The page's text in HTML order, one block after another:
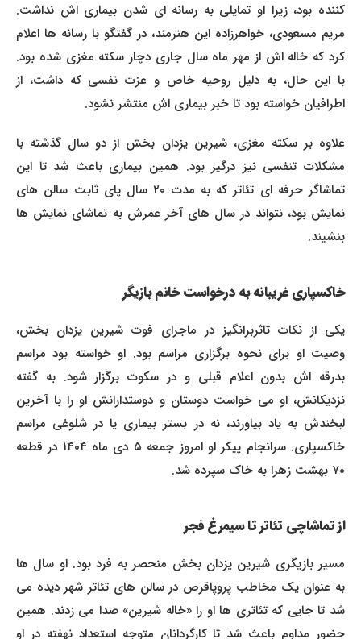
کننده بود، زیرا او تمایلی به رسانه ای شدن بیماری اش نداشت.
مریم مسعودی، خواهرزاده این هنرمند، در گفتگو با رسانه ها اعلام
کرد که خاله اش از مهر ماه سال جاری دچار سکته مغزی شده بود.
با این حال، به دلیل روحیه خاص و عزت نفسی که داشت، از
اطرافیان خواسته بود تا خبر بیماری اش منتشر نشود.
علاوه بر سکته مغزی، شیرین یزدان بخش از دو سال گذشته با
مشکلات تنفسی نیز درگیر بود. همین بیماری باعث شد تا این
تماشاگر حرفه ای تئاتر که به مدت ۲۰ سال پای ثابت سالن های
نمایش بود، نتواند در سال های آخر عمرش به تماشای نمایش ها
بنشیند.
خاکسپاری غریبانه به درخواست خانم بازیگر
یکی از نکات تاثربرانگیز در ماجرای فوت شیرین یزدان بخش،
وصیت او برای نحوه برگزاری مراسم بود. او خواسته بود مراسم
بدرقه اش بدون اعلام قبلی و در سکوت برگزار شود. به گفته
نزدیکانش، او می خواست دوستان و دوستدارانش او را با آخرین
لبخندش به یاد بیاورند، نه در بستر بیماری یا در شلوغی مراسم
خاکسپاری. سرانجام پیکر او امروز جمعه ۵ دی ماه ۱۴۰۴ در قطعه
از تماشاچی تئاتر تا سیمرغ فجر
مسیر بازیگری شیرین یزدان بخش منحصر به فرد بود. او سال ها
به عنوان یک مخاطب پروپاقرص در سالن های تئاتر شهر دیده می
شد تا جایی که تئاتری ها او را «خاله شیرین» صدا می زدند. همین
حضور مداوم باعث شد تا کارگردانان متوجه استعداد نهفته در او